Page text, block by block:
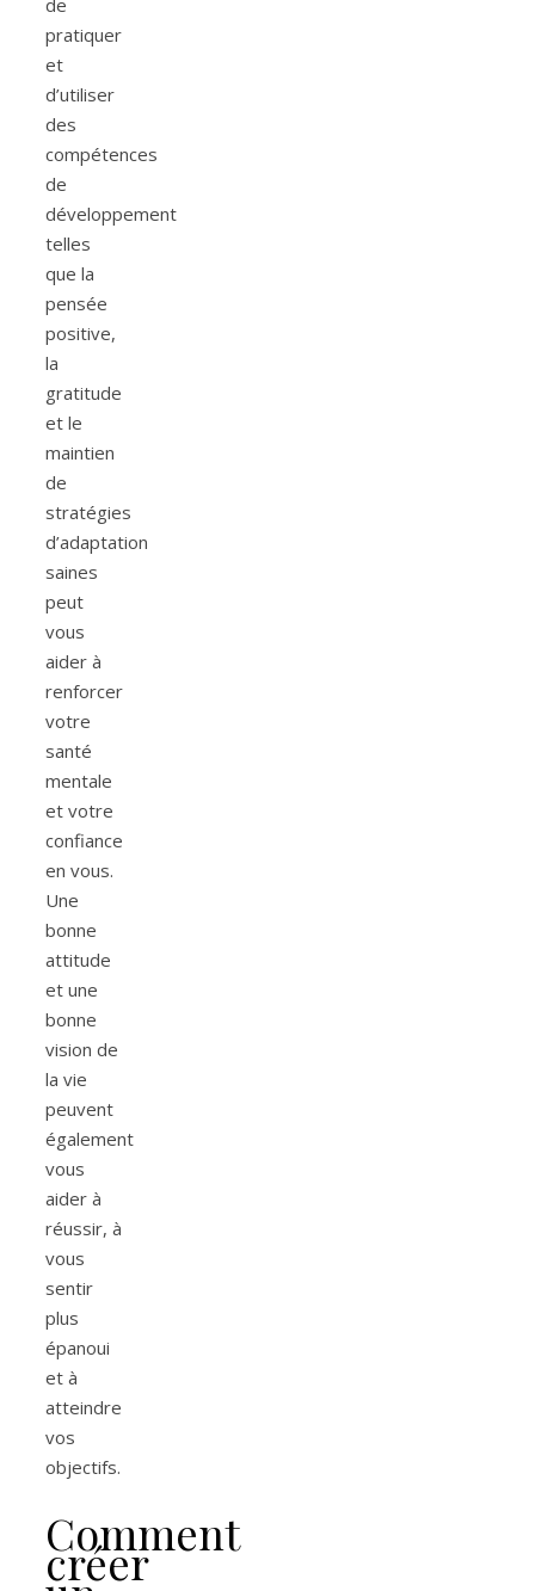
pratiquer
et
d’utiliser
des
compétences
de
développement
telles
que la
pensée
positive,
la
gratitude
et le
maintien
de
stratégies
d’adaptation
saines
peut
vous
aider à
renforcer
votre
santé
mentale
et votre
confiance
en vous.
Une
bonne
attitude
et une
bonne
vision de
la vie
peuvent
également
vous
aider à
réussir, à
vous
sentir
plus
épanoui
et à
atteindre
vos
objectifs.
Comment
créer